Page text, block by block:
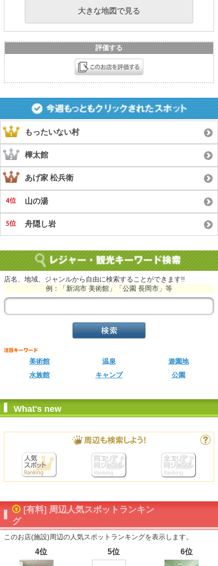
大きな地図で見る
評価する
もったいない村
樺太館
あげ家 松兵衛
山の湯
舟隠し岩
店名、地域、ジャンルから自由に検索することができます!!
例：「新潟市 美術館」「公園 長岡市」等
美術館 温泉
遊園地
水族館
キャンプ 公園
What's new
[有料] 周辺人気スポットランキン
グ
このお店(施設)周辺の人気スポットランキングを表示します。
4位 5位 6位